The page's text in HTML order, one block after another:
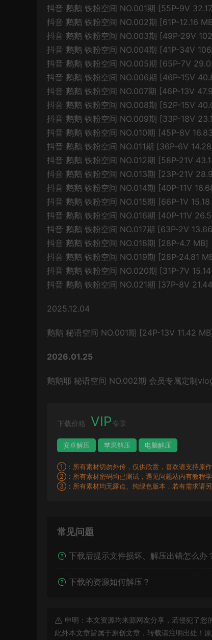
抖音 鹅鹅 铁粉空间 NO.001期 [55P-9V
抖音 鹅鹅 铁粉空间 NO.002期 [61P-12.16
抖音 鹅鹅 铁粉空间 NO.003期 [49P-29V
抖音 鹅鹅 铁粉空间 NO.004期 [41P-34V
抖音 鹅鹅 铁粉空间 NO.005期 [65P-7V
抖音 鹅鹅 铁粉空间 NO.006期 [46P-15V
抖音 鹅鹅 铁粉空间 NO.007期 [46P-13V
抖音 鹅鹅 铁粉空间 NO.008期 [52P-15V
抖音 鹅鹅 铁粉空间 NO.009期 [33P-18V
抖音 鹅鹅 铁粉空间 NO.010期 [45P-8V
抖音 鹅鹅 铁粉空间 NO.011期 [36P-6V
抖音 鹅鹅 铁粉空间 NO.012期 [58P-21V
抖音 鹅鹅 铁粉空间 NO.013期 [23P-21V
抖音 鹅鹅 铁粉空间 NO.014期 [40P-11V
抖音 鹅鹅 铁粉空间 NO.015期 [66P-1V 15.18
抖音 鹅鹅 铁粉空间 NO.016期 [40P-11V
抖音 鹅鹅 铁粉空间 NO.017期 [63P-2V
抖音 鹅鹅 铁粉空间 NO.018期 [28P-4.7 MB]
抖音 鹅鹅 铁粉空间 NO.019期 [28P-24.81
抖音 鹅鹅 铁粉空间 NO.020期 [31P-7V
抖音 鹅鹅 铁粉空间 NO.021期 [37P-8V
2025.12.04
鹅鹅 秘语空间 NO.001期 [24P-13V 11.42
2026.01.25
鹅鹅耶 秘语空间 NO.002期 会员专属定制
下载价格 VIP 专享
安卓解压 苹果解压 电脑解压
①：所有素材切勿外传，仅供欣赏，喜欢请支持原作
②：所有素材密码均已测试，遇见问题站内有教程学
③：所有素材均无露点、纯绿色版本，若有需求请另
常见问题
下载后提示文件损坏、解压出错怎么办
下载的资源如何解压？
申明：本文资源均来源网友分享，若侵犯了您
此外本文章皆属于原创文章，转载请注明出处！原